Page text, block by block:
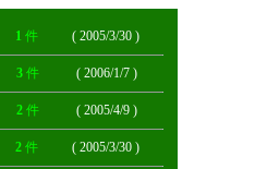
1 件 ( 2005/3/30 )
3 件 ( 2006/1/7 )
2 件 ( 2005/4/9 )
2 件 ( 2005/3/30 )